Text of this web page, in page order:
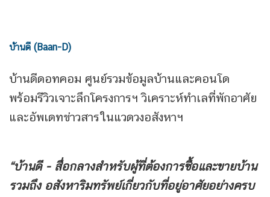
บ้านดี (Baan-D)
บ้านดีดอทคอม ศูนย์รวมข้อมูลบ้านและคอนโด
พร้อมรีวิวเจาะลึกโครงการฯ วิเคราะห์ทำเลที่พักอาศัย
และอัพเดทข่าวสารในแวดวงอสังหาฯ
“บ้านดี - สื่อกลางสำหรับผู้ที่ต้องการซื้อและขายบ้าน
รวมถึง อสังหาริมทรัพย์เกี่ยวกับที่อยู่อาศัยอย่างครบ